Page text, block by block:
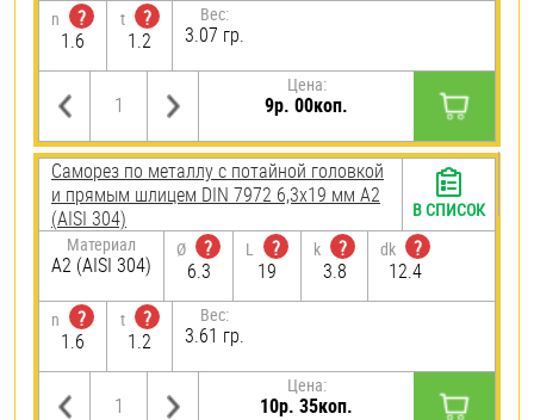
n
?
1.6
t
?
1.2
Вес:
3.07 гр.
Цена:
9р. 00коп.
Саморез по металлу с потайной головкой
и прямым шлицем DIN 7972 6,3х19 мм А2
(AISI 304)
Материал
А2 (AISI 304)
Ø
?
6.3
L
?
19
k
?
3.8
dk
?
12.4
n
?
1.6
t
?
1.2
Вес:
3.61 гр.
Цена:
10р. 35коп.
В СПИСОК